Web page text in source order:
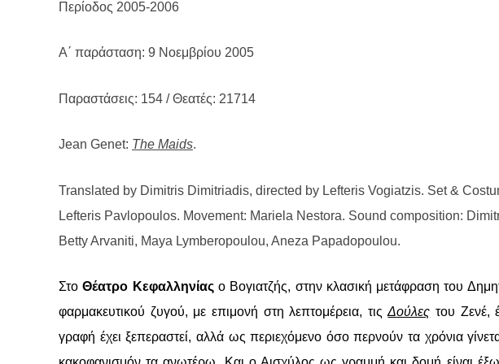
Περίοδος 2005-2006
Α΄ παράσταση: 9 Νοεμβρίου 2005
Παραστάσεις: 154 / Θεατές: 21714
Jean Genet: The Maids.
Translated by Dimitris Dimitriadis, directed by Lefteris Vogiatzis. Set &
Lefteris Pavlopoulos. Movement: Mariela Nestora. Sound composition:
Betty Arvaniti, Maya Lymberopoulou, Aneza Papadopoulou.
ΣτοΘέατρο Κεφαλληνίαςο Βογιατζής, στην κλασική μετάφραση του
φαρμακευτικού ζυγού, με επιμονή στη λεπτομέρεια, τιςΔούλες του Ζενέ,
γραφή έχει ξεπεραστεί, αλλά ως περιεχόμενο όσο περνούν τα χρόνια